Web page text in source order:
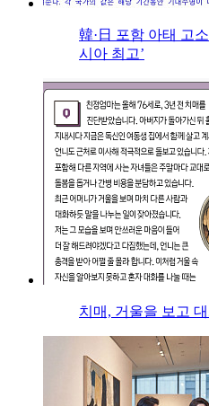
韓·日 포함 아태 고
시아 최고’
치매, 거울을 보고